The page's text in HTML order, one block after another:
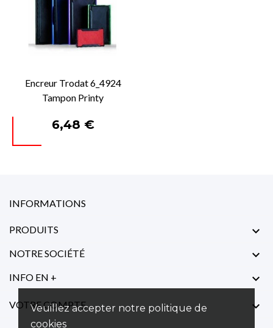
Veuillez accepter notre politique de
cookies
Encreur Trodat 6_4924
Tampon Printy
Prix
6,48 €
INFORMATIONS
PRODUITS 
NOTRE SOCIÉTÉ 
INFO EN + 
VOTRE COMPTE 